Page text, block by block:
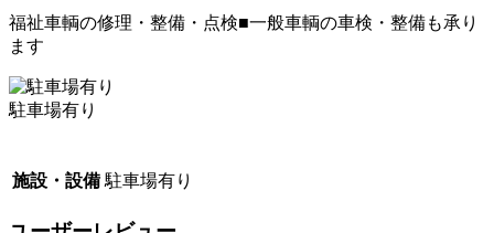
福祉車輌の修理・整備・点検■一般車輌の車検・整備も承り
ます
駐車場有り
施設・設備 駐車場有り